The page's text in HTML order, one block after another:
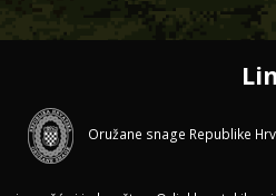
Oružane snage Republike